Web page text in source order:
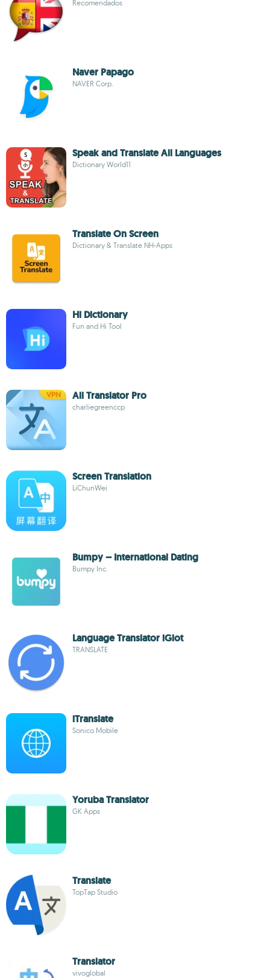
Recomendados
Naver Papago
NAVER Corp.
Speak and Translate All Languages
Dictionary World11
Translate On Screen
Dictionary & Translate NH-Apps
Hi Dictionary
Fun and Hi Tool
All Translator Pro
charliegreenccp
Screen Translation
LiChunWei
Bumpy – International Dating
Bumpy Inc.
Language Translator iGlot
TRANSLATE
iTranslate
Sonico Mobile
Yoruba Translator
GK Apps
Translate
TopTap Studio
Translator
vivoglobal